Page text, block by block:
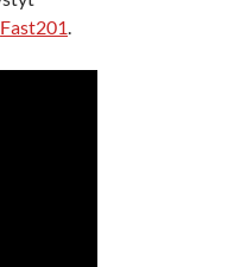
Fast201.